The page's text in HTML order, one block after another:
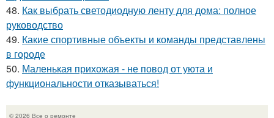
48. Как выбрать светодиодную ленту для дома: полное
руководство
49. Какие спортивные объекты и команды представлены
в городе
50. Маленькая прихожая - не повод от уюта и
функциональности отказываться!
© 2026 Все о ремонте